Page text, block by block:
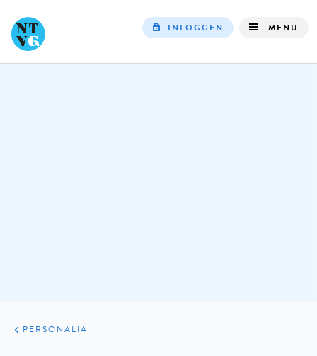
INLOGGEN MENU
ARTIKELEN
VARIA
PERSONALIA